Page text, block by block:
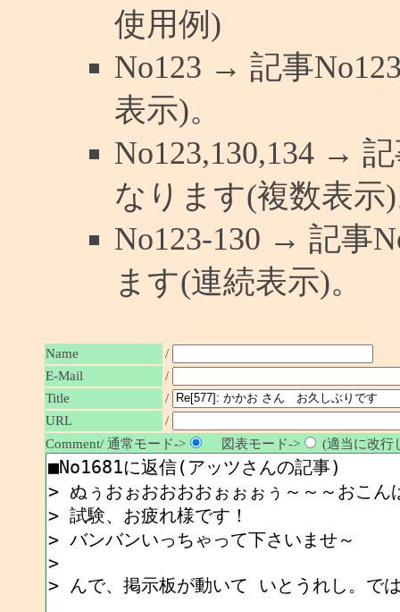
使用例)
No123 → 記事
表示)。
No123,130,134 →
なります(複数表示
No123-130 → 記事
ます(連続表示)。
Name
/
E-Mail
/
Title
/
URL
/
Comment/ 通常モード->
図表モード-> (適当に改行